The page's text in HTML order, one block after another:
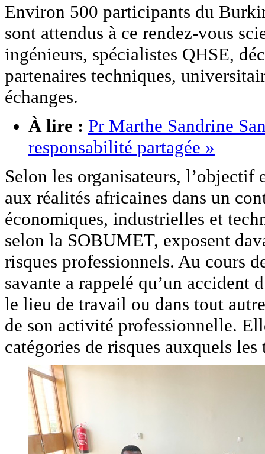
Environ 500 participants du
sont attendus à ce rendez-vous
ingénieurs, spécialistes QHSE,
partenaires techniques,
échanges.
À lire : Pr Marthe Sandrine
responsabilité partagée »
Selon les organisateurs, l’objectif
aux réalités africaines dans un
économiques, industrielles et
selon la SOBUMET, exposent
risques professionnels. Au cours
savante a rappelé qu’un
le lieu de travail ou dans tout
de son activité professionnelle.
catégories de risques auxquels